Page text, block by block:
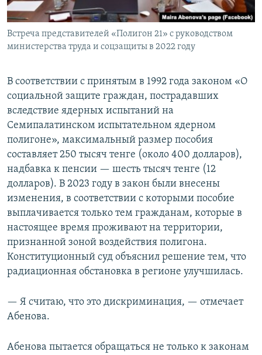
Встреча представителей «Полигон 21» с руководством
министерства труда и соцзащиты в 2022 году
В соответствии с принятым в 1992 года законом «О
социальной защите граждан, пострадавших
вследствие ядерных испытаний на
Семипалатинском испытательном ядерном
полигоне», максимальный размер пособия
составляет 250 тысяч тенге (около 400 долларов),
надбавка к пенсии — шесть тысяч тенге (12
долларов). В 2023 году в закон были внесены
изменения, в соответствии с которыми пособие
выплачивается только тем гражданам, которые в
настоящее время проживают на территории,
признанной зоной воздействия полигона.
Конституционный суд объяснил решение тем, что
радиационная обстановка в регионе улучшилась.
— Я считаю, что это дискриминация, — отмечает
Абенова.
Абенова пытается обращаться не только к законам